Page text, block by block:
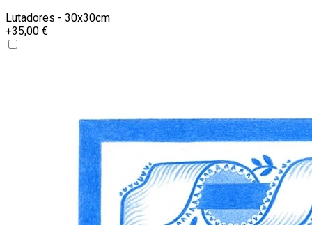
Lutadores - 30x30cm
+35,00 €